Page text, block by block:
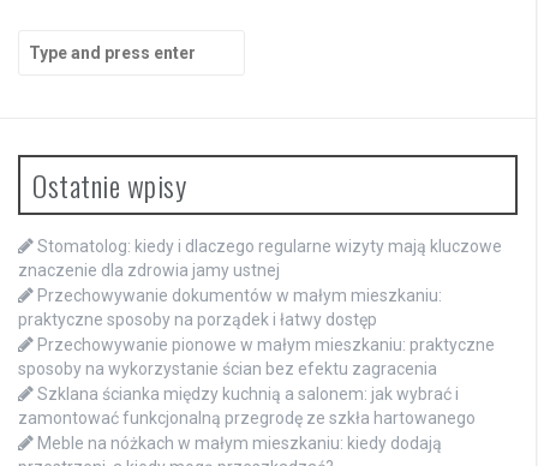
for:
Ostatnie wpisy
Stomatolog: kiedy i dlaczego regularne wizyty mają kluczowe
znaczenie dla zdrowia jamy ustnej
Przechowywanie dokumentów w małym mieszkaniu:
praktyczne sposoby na porządek i łatwy dostęp
Przechowywanie pionowe w małym mieszkaniu: praktyczne
sposoby na wykorzystanie ścian bez efektu zagracenia
Szklana ścianka między kuchnią a salonem: jak wybrać i
zamontować funkcjonalną przegrodę ze szkła hartowanego
Meble na nóżkach w małym mieszkaniu: kiedy dodają